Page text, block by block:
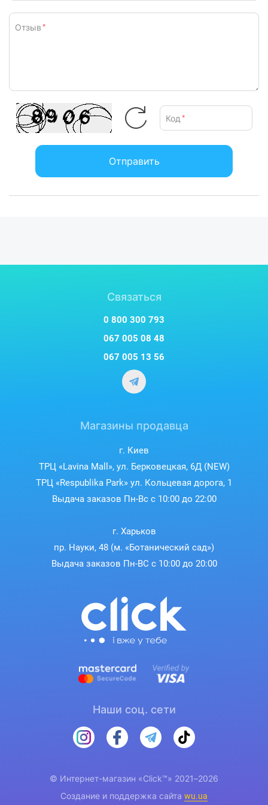
Отзыв *
Код *
Отправить
Связаться
0 800 300 793
067 005 08 48
067 005 13 56
Магазины продавца
г. Киев
ТРЦ «Lavina Mall», ул. Берковецкая, 6Д (NEW)
ТРЦ «Respublika Park» ул. Кольцевая дорога, 1
Выдача заказов Пн-Вс с 10:00 до 22:00
г. Харьков
пр. Науки, 48 (м. «Ботанический сад»)
Выдача заказов Пн-ВС с 10:00 до 20:00
Наши соц. сети
© Интернет-магазин «Click™» 2021–2026
Создание и поддержка сайта wu.ua